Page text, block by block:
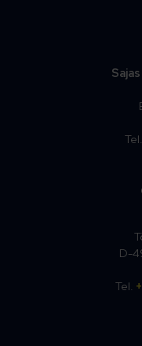
Tel.
D-
Tel.